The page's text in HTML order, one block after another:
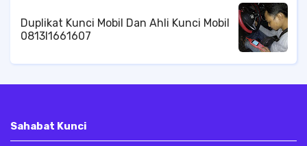
bandung, service kunci brankas
panggilan di bandung, tukang kunci
hubungi kami.
Duplikat Kunci Mobil Dan Ahli Kunci Mobil
0813l1661607
Sahabat Kunci